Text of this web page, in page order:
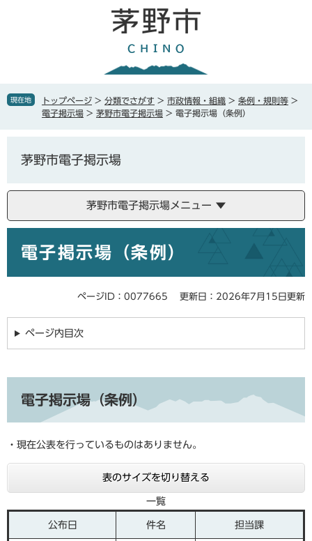
で
ば現在地 トップページ > 分類でさがす > 市政情報・組織 > 条例・規則等 >
電子掲示場 > 茅野市電子掲示場 > 電子掲示場（条例）
茅野市電子掲示場
茅野市電子掲示場メニュー
電子掲示場（条例）
ページID：0077665 更新日：2026年7月15日更新
ページ内目次
電子掲示場（条例）
・現在公表を行っているものはありません。
表のサイズを切り替える
一覧
公布日 件名 担当課